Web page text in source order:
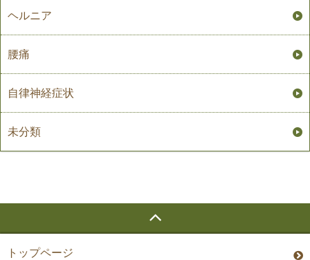
ヘルニア
腰痛
自律神経症状
未分類
トップページ